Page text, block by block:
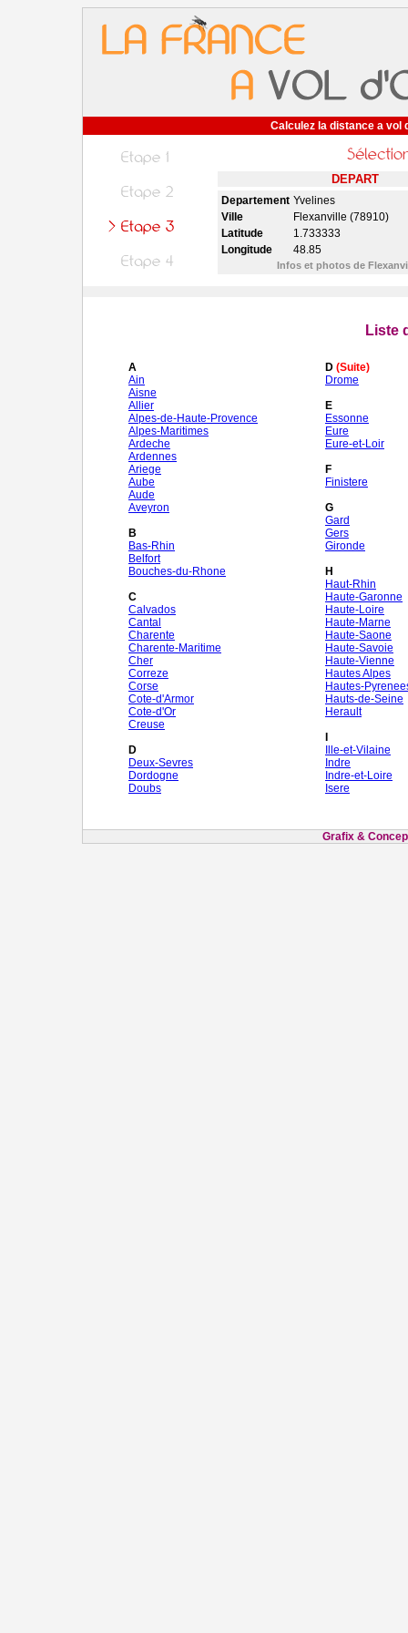
Calculez la distance a vol
DEPART
Departement Yvelines
Ville
Flexanville (78910)
Latitude
1.733333
Longitude
48.85
Infos et photos de
Liste
A
Ain
Aisne
Allier
Alpes-de-Haute-Provence
Alpes-Maritimes
Ardeche
Ardennes
Ariege
Aube
Aude
Aveyron
B
Bas-Rhin
Belfort
Bouches-du-Rhone
C
Calvados
Cantal
Charente
Charente-Maritime
Cher
Correze
Corse
Cote-d'Armor
Cote-d'Or
Creuse
D
Deux-Sevres
Dordogne
Doubs
D (Suite)
Drome
E
Essonne
Eure
Eure-et-Loir
F
Finistere
G
Gard
Gers
Gironde
H
Haut-Rhin
Haute-Garonne
Haute-Loire
Haute-Marne
Haute-Saone
Haute-Savoie
Haute-Vienne
Hautes Alpes
Hautes-
Hauts-de-Seine
Herault
Ille-et-Vilaine
Indre
Indre-et-Loire
Isere
Grafix &